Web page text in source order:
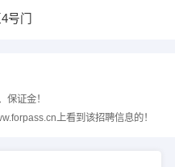
号门
保证金！
上看到该招聘信息的！